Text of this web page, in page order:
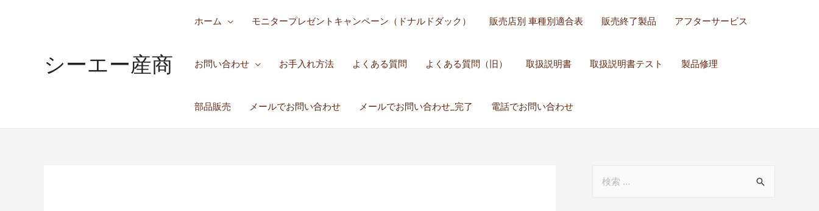
シーエー産商
ホーム モニタープレゼントキャンペーン（ドナルドダック） 販売店別 車種別適合表 販売終了製品 アフターサービス
お問い合わせ お手入れ方法 よくある質問 よくある質問（旧） 取扱説明書 取扱説明書テスト 製品修理
部品販売 メールでお問い合わせ メールでお問い合わせ_完了 電話でお問い合わせ